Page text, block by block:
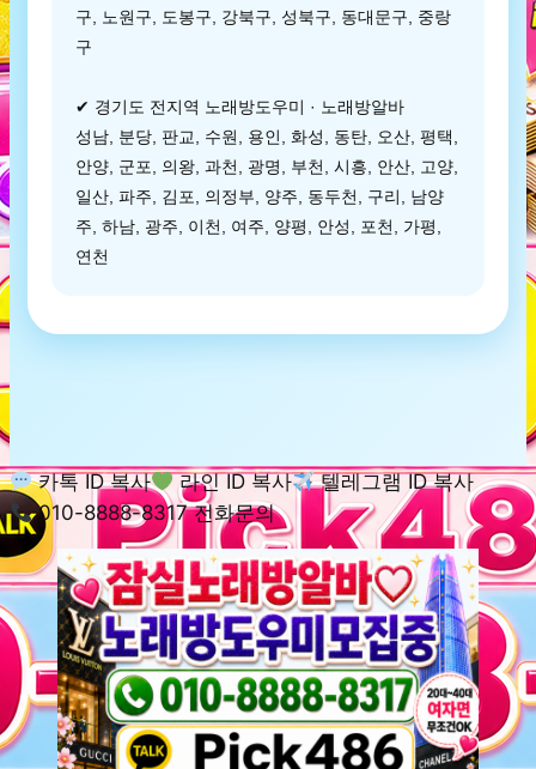
구, 노원구, 도봉구, 강북구, 성북구, 동대문구, 중랑
구
✔ 경기도 전지역 노래방도우미 · 노래방알바
성남, 분당, 판교, 수원, 용인, 화성, 동탄, 오산, 평택,
안양, 군포, 의왕, 과천, 광명, 부천, 시흥, 안산, 고양,
일산, 파주, 김포, 의정부, 양주, 동두천, 구리, 남양
주, 하남, 광주, 이천, 여주, 양평, 안성, 포천, 가평,
연천
카톡 ID 복사 라인 ID 복사
텔레그램 ID 복사
010-8888-8317 전화문의